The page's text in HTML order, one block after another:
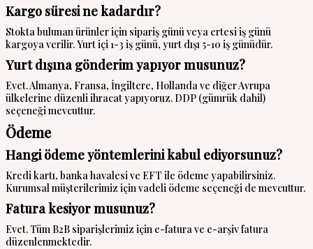
Kargo süresi ne kadardır?
Stokta bulunan ürünler için sipariş günü veya ertesi iş günü
kargoya verilir. Yurt içi 1-3 iş günü, yurt dışı 5-10 iş günüdür.
Yurt dışına gönderim yapıyor musunuz?
Evet. Almanya, Fransa, İngiltere, Hollanda ve diğer Avrupa
ülkelerine düzenli ihracat yapıyoruz. DDP (gümrük dahil)
seçeneği mevcuttur.
Ödeme
Hangi ödeme yöntemlerini kabul ediyorsunuz?
Kredi kartı, banka havalesi ve EFT ile ödeme yapabilirsiniz.
Kurumsal müşterilerimiz için vadeli ödeme seçeneği de mevcuttur.
Fatura kesiyor musunuz?
Evet. Tüm B2B siparişlerimiz için e-fatura ve e-arşiv fatura
düzenlenmektedir.